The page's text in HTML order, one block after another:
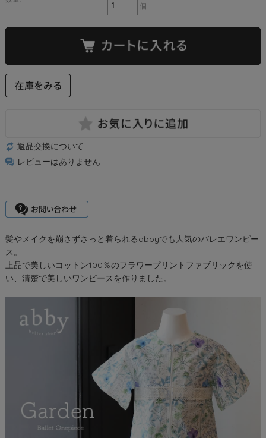
個
返品交換について
レビューはありません
髪やメイクを崩さずさっと着られるabbyでも人気のバレエワンピー
ス。
上品で美しいコットン100％のフラワープリントファブリックを使
い、清楚で美しいワンピースを作りました。